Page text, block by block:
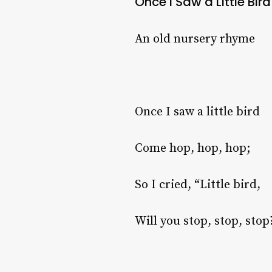
An old nursery rhyme
Once I saw a little bird
Come hop, hop, hop;
So I cried, “Little bird,
Will you stop, stop,